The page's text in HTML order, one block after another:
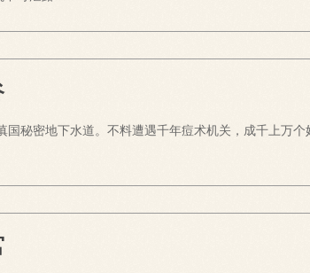
秘密地下水道。不料遭遇千年痘术机关，成千上万